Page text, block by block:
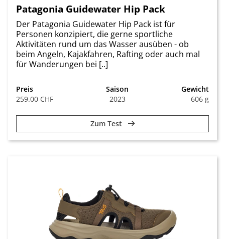
Patagonia Guidewater Hip Pack
Der Patagonia Guidewater Hip Pack ist für
Personen konzipiert, die gerne sportliche
Aktivitäten rund um das Wasser ausüben - ob
beim Angeln, Kajakfahren, Rafting oder auch mal
für Wanderungen bei [..]
Preis
259.00 CHF
Saison
2023
Gewicht
606 g
Zum Test